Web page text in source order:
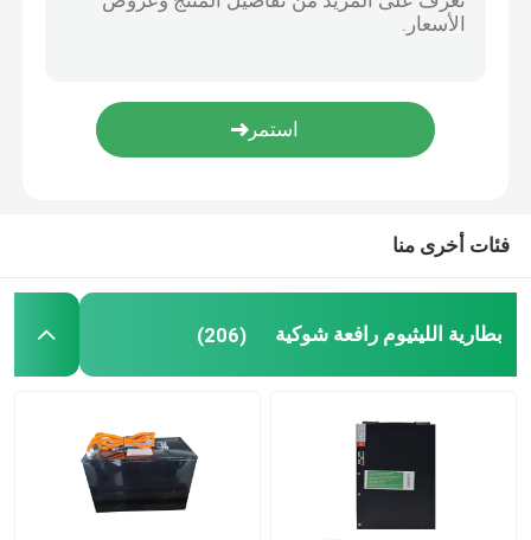
فئات أخرى منا
بطارية الليثيوم رافعة شوكية (206)